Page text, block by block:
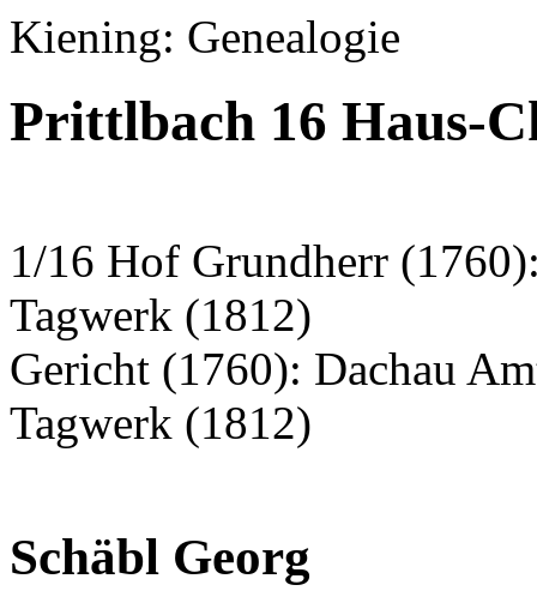
Kiening: Genealogie
Prittlbach 16 Haus-
1/16 Hof Grundherr
Tagwerk (1812)
Gericht (1760): Dachau
Tagwerk (1812)
Schäbl Georg